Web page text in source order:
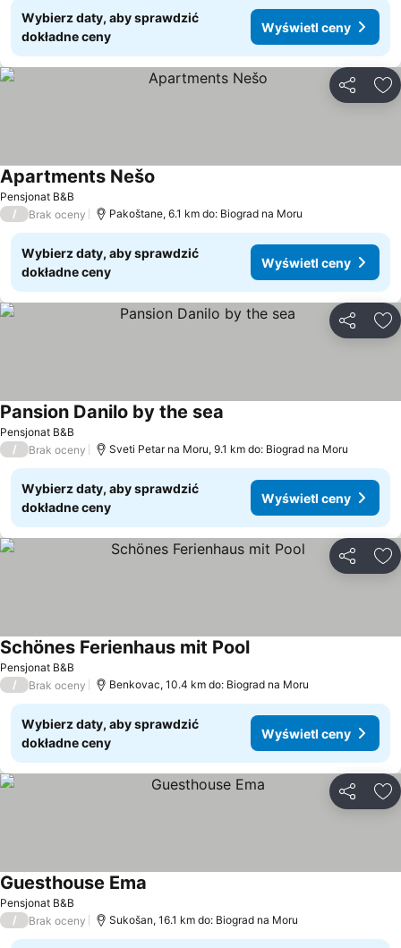
Wybierz daty, aby sprawdzić
dokładne ceny
Wyświetl ceny
Pensjonat B&B
Apartments Nešo
/ Brak oceny Pakoštane, 6.1 km do: Biograd na Moru
Wybierz daty, aby sprawdzić
dokładne ceny
Wyświetl ceny
Pensjonat B&B
Pansion Danilo by the sea
/ Brak oceny Sveti Petar na Moru, 9.1 km do: Biograd na Moru
Wybierz daty, aby sprawdzić
dokładne ceny
Wyświetl ceny
Pensjonat B&B
Schönes Ferienhaus mit PoolWyświetl ceny
/ Brak oceny Benkovac, 10.4 km do: Biograd na Moru
Wybierz daty, aby sprawdzić
dokładne ceny
Wyświetl ceny
Pensjonat B&B
Guesthouse Ema
/ Brak oceny Sukošan, 16.1 km do: Biograd na Moru